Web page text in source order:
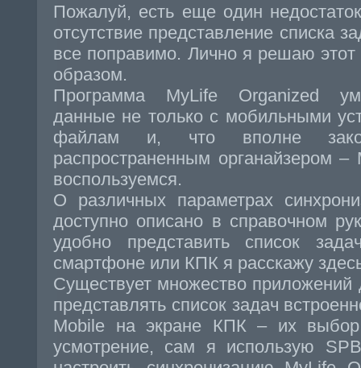
Пожалуй, есть еще один
отсутствие представление списка
все поправимо. Лично я решаю
образом.
Программа MyLife Organized
данные не только с мобильными
файлам и, что вполне
распространенным органайзером
воспользуемся.
О различных параметрах
доступно описано в справочном
удобно представить список
смартфоне или КПК я расскажу
Существует множество
представлять список задач
Mobile на экране КПК – их
усмотрение, сам я использую